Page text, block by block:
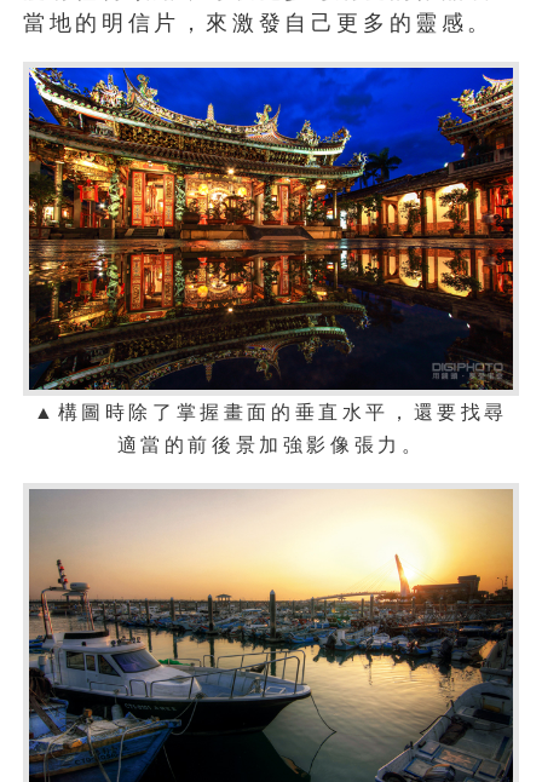
當地的明信片，來激發自己更多的靈感。
▲ 構圖時除了掌握畫面的垂直水平，還要找尋
適當的前後景加強影像張力。